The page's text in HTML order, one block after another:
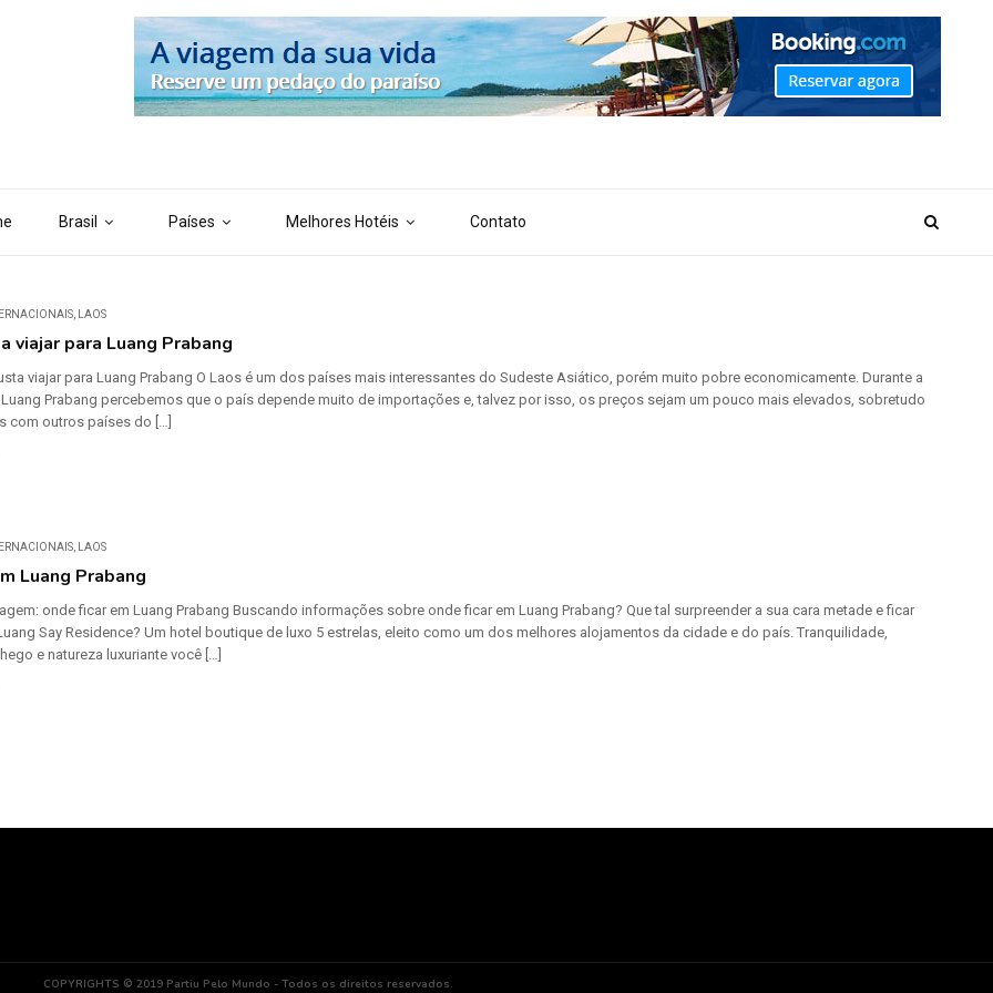
Brasil Países Melhores Hotéis Contato
LAOS
viajar para Luang Prabang
viajar para Luang Prabang O Laos é um dos países mais interessantes do Sudeste Asiático, porém muito pobre economicamente. Durante a
Prabang percebemos que o país depende muito de importações e, talvez por isso, os preços sejam um pouco mais elevados, sobretudo
com outros países do […]
LAOS
Luang Prabang
onde ficar em Luang Prabang Buscando informações sobre onde ficar em Luang Prabang? Que tal surpreender a sua cara metade e ficar
Say Residence? Um hotel boutique de luxo 5 estrelas, eleito como um dos melhores alojamentos da cidade e do país. Tranquilidade,
e natureza luxuriante você […]
COPYRIGHTS © 2019 Partiu Pelo Mundo - Todos os direitos reservados.